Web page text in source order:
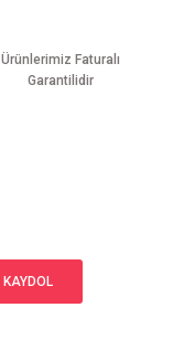
Ürünlerimiz Faturalı
Garantilidir
KAYDOL